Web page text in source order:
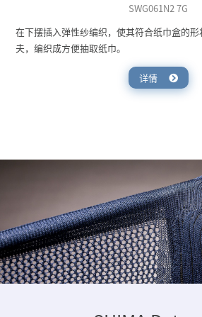
SWG061N2 7G
在下摆插入弹性纱编织，使其符合纸巾盒的
夫，编织成方便抽取纸巾。
详情